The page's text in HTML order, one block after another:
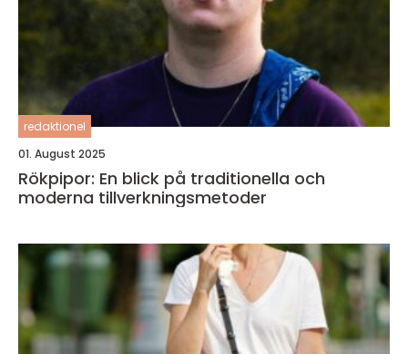
redaktionel
01. August 2025
Rökpipor: En blick på traditionella och
moderna tillverkningsmetoder